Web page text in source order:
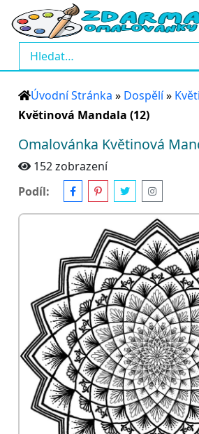
Úvodní Stránka » Dospělí»
Květinová Mandala (12)
Omalovánka Květinová
152 zobrazení
Podíl: